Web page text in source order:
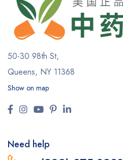
50-30 98th St,
Queens, NY 11368
Show on map
Need help